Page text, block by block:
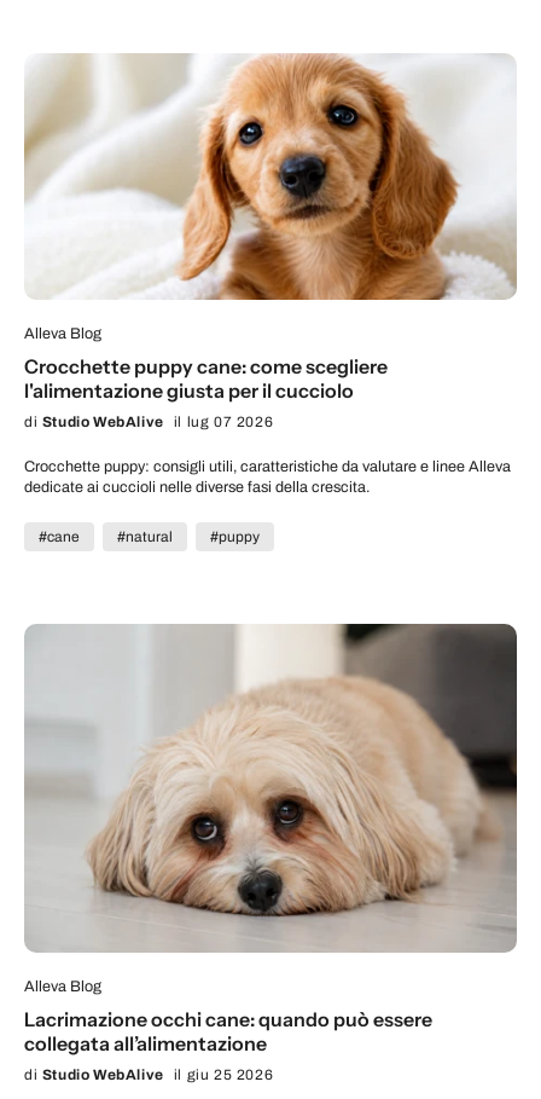
Alleva Blog
Crocchette puppy cane: come scegliere
l'alimentazione giusta per il cucciolo
di Studio WebAlive il lug 07 2026
Crocchette puppy: consigli utili, caratteristiche da valutare e linee Alleva
dedicate ai cuccioli nelle diverse fasi della crescita.
#cane #natural #puppy
Alleva Blog
Lacrimazione occhi cane: quando può essere
collegata all’alimentazione
di Studio WebAlive il giu 25 2026